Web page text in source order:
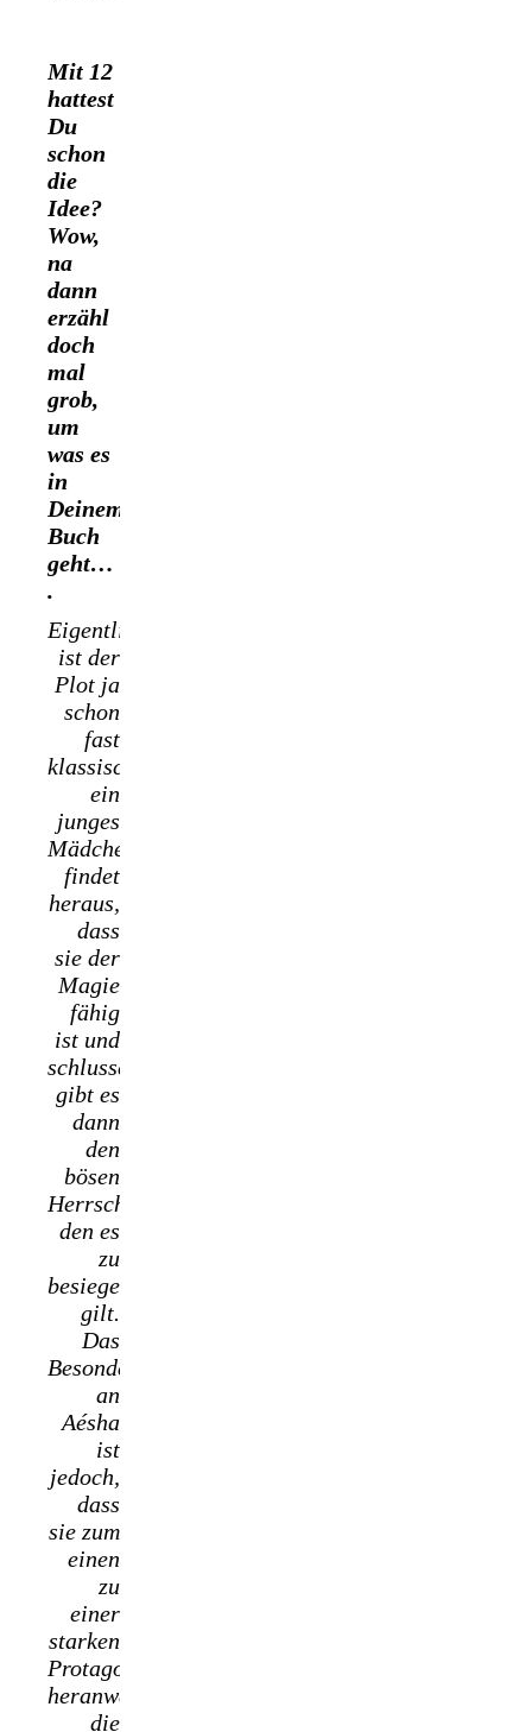
Mit 12
hattest
Du
schon
die
Idee?
Wow,
na
dann
erzähl
doch
mal
grob,
um
was es
in
Deinem
Buch
geht…
.
Eigentlich
ist der
Plot ja
schon
fast
klassisch,
ein
junges
Mädchen
findet
heraus,
dass
sie der
Magie
fähig
ist und
schlussendlich
gibt es
dann
den
bösen
Herrscher,
den es
zu
besiegen
gilt.
Das
Besondere
an
Aésha
ist
jedoch,
dass
sie zum
einen
zu
einer
starken
Protagonistin
heranwächst,
die